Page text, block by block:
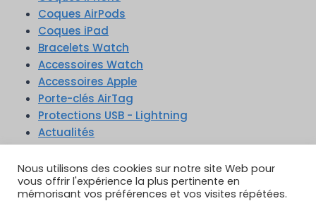
Coques AirPods
Coques iPad
Bracelets Watch
Accessoires Watch
Accessoires Apple
Porte-clés AirTag
Protections USB - Lightning
Actualités
Nous utilisons des cookies sur notre site Web pour
vous offrir l'expérience la plus pertinente en
mémorisant vos préférences et vos visites répétées.